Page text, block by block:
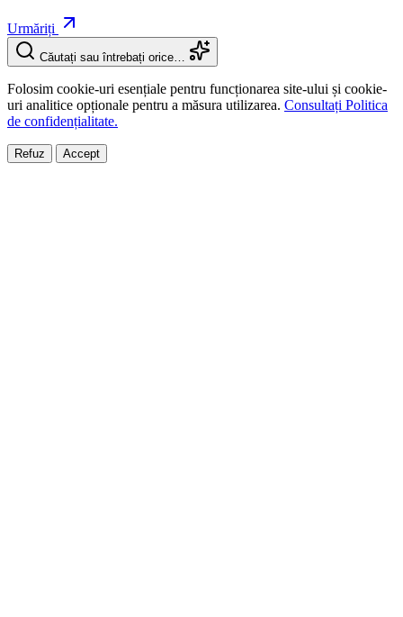
Urmăriți
Căutați sau întrebați orice…
Folosim cookie-uri esențiale pentru funcționarea site-ului și cookie-
uri analitice opționale pentru a măsura utilizarea. Consultați Politica
de confidențialitate.
Refuz Accept